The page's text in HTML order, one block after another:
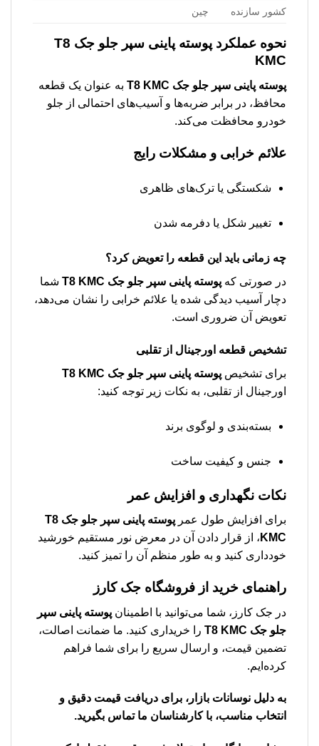
کشور سازنده چین
نحوه عملکرد
پوسته پاينی سپر جلو جک T8
KMC
پوسته پاينی سپر جلو جک T8 KMC
به عنوان یک قطعه
محافظ، در برابر ضربه‌ها و آسیب‌های احتمالی از جلو
خودرو محافظت می‌کند.
علائم خرابی و مشکلات رایج
شکستگی یا ترک‌های ظاهری
تغییر شکل یا دفرمه شدن
چه زمانی باید این قطعه را تعویض کرد؟
در صورتی که پوسته پاينی سپر جلو جک T8 KMC
شما
دچار آسیب دیدگی شده یا علائم خرابی را نشان می‌دهد،
تعویض آن ضروری است.
تشخیص قطعه اورجینال از تقلبی
برای تشخیص پوسته پاينی سپر جلو جک T8 KMC
اورجینال از تقلبی، به نکات زیر توجه کنید:
بسته‌بندی و لوگوی برند
جنس و کیفیت ساخت
نکات نگهداری و افزایش عمر
برای افزایش طول عمر
پوسته پاينی سپر جلو جک T8
KMC ، از قرار دادن آن در معرض نور مستقیم خورشید
خودداری کنید و به طور منظم آن را تمیز کنید.
راهنمای خرید از فروشگاه جک کارز
در جک کارز، شما می‌توانید با اطمینان پوسته پاينی سپر
جلو جک T8 KMC
را خریداری کنید. ما ضمانت اصالت،
تضمین قیمت، و ارسال سریع را برای شما فراهم
کرده‌ایم.
به دلیل نوسانات بازار، برای دریافت قیمت دقیق و
انتخاب مناسب، با کارشناسان ما تماس بگیرید.